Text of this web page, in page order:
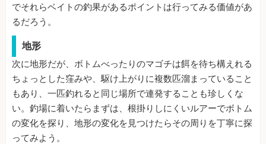
でそれらベイトの釣果があるポイントは行ってみる価値があ
るだろう。
地形
次に地形だが、ボトムべったりのマゴチは餌を待ち構えれる
ちょっとした窪みや、駆け上がりに複数匹溜まっていること
もあり、一匹釣れると同じ場所で連発することも珍しくな
い。釣場に着いたらまずは、根掛りしにくいルアーでボトム
の変化を探り、地形の変化を見つけたらその周りを丁寧に探
ってみよう。